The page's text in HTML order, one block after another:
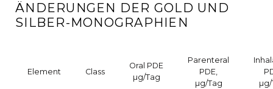
ÄNDERUNGEN DER GOLD UND
SILBER-MONOGRAPHIEN
Element Class
Oral PDE
µg/Tag
Parenteral
PDE,
µg/Tag